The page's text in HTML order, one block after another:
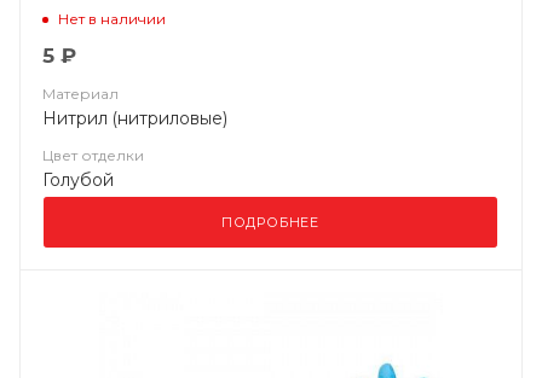
(10%)
Нет в наличии
5 ₽
Материал
Нитрил (нитриловые)
Цвет отделки
Голубой
ПОДРОБНЕЕ